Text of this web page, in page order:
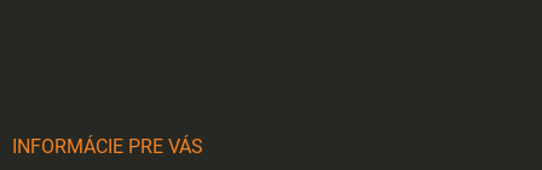
INFORMÁCIE PRE VÁS